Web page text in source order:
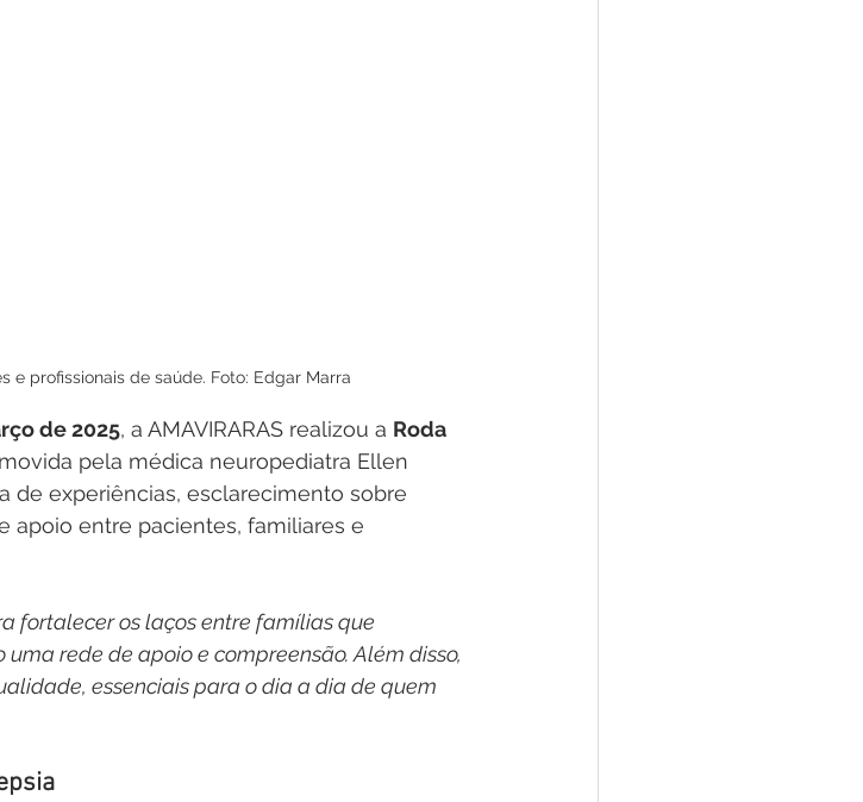
e profissionais de saúde. Foto: Edgar Marra
de 2025, a AMAVIRARAS realizou a Roda
pela médica neuropediatra Ellen
de experiências, esclarecimento sobre
apoio entre pacientes, familiares e
fortalecer os laços entre famílias que
rede de apoio e compreensão. Além disso,
essenciais para o dia a dia de quem